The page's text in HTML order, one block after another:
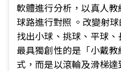
軟體進行分析，以真人
球路進行對照 。改變射
找出小球、挑球、平球、
最具獨創性的是「小戴
式，而是以滾輪及滑梯